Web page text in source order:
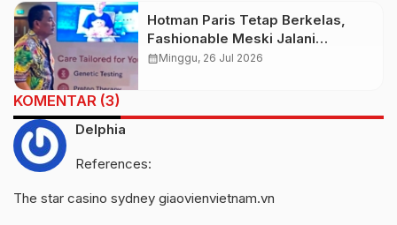
Hotman Paris Tetap Berkelas,
Fashionable Meski Jalani
Pemulihan Kesehatan
calendar_monthMinggu, 26 Jul 2026
KOMENTAR (3)
Delphia
References:
The star casino sydney giaovienvietnam.vn